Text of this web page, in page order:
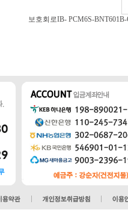
보호회로IB- PCM6S-